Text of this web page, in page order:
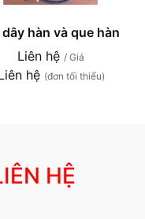
dây hàn và que hàn
Liên hệ / Giá
hệ (đơn tối thiểu)
HỆ